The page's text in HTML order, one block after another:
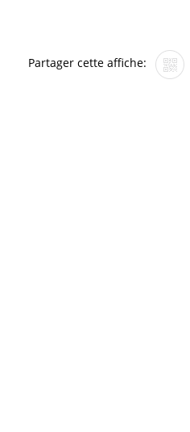
Partager cette affiche: